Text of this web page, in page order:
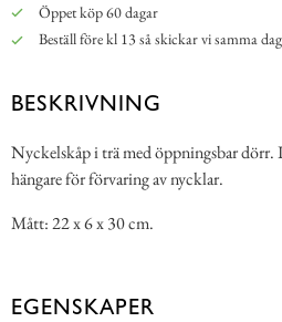
Öppet köp 60 dagar
Beställ före kl 13 så skickar vi samma
BESKRIVNING
Nyckelskåp i trä med öppningsbar dörr.
hängare för förvaring av nycklar.
Mått: 22 x 6 x 30 cm.
EGENSKAPER